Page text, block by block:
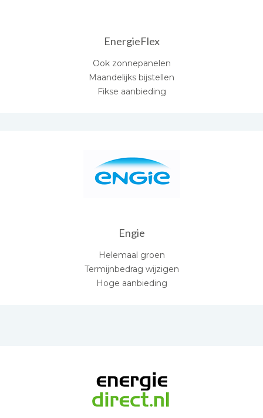
EnergieFlex
Ook zonnepanelen
Maandelijks bijstellen
Fikse aanbieding
Engie
Helemaal groen
Termijnbedrag wijzigen
Hoge aanbieding